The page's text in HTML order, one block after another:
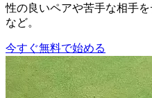
性の良いペアや苦手な相手
など。
今すぐ無料で始める